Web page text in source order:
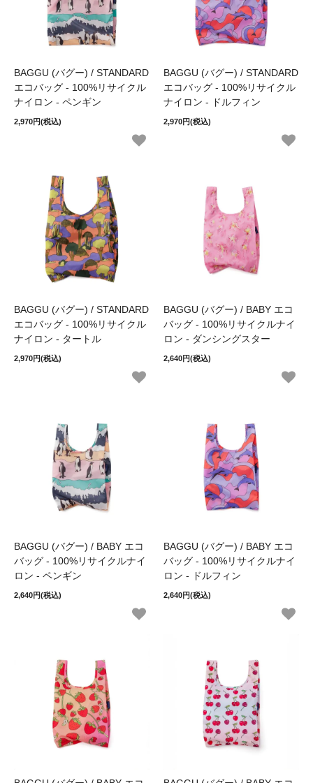
BAGGU (バグー) / STANDARD
エコバッグ - 100%リサイクル
ナイロン - ペンギン
2,970円(税込)
BAGGU (バグー) / STANDARD
エコバッグ - 100%リサイクル
ナイロン - ドルフィン
2,970円(税込)
BAGGU (バグー) / STANDARD
エコバッグ - 100%リサイクル
ナイロン - タートル
2,970円(税込)
BAGGU (バグー) / BABY エコ
バッグ - 100%リサイクルナイ
ロン - ダンシングスター
2,640円(税込)
BAGGU (バグー) / BABY エコ
バッグ - 100%リサイクルナイ
ロン - ペンギン
2,640円(税込)
BAGGU (バグー) / BABY エコ
バッグ - 100%リサイクルナイ
ロン - ドルフィン
2,640円(税込)